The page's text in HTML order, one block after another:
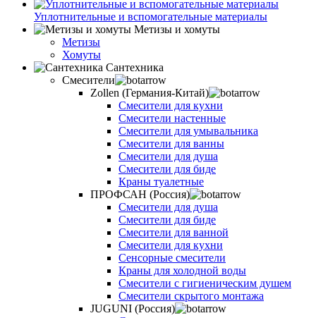
Уплотнительные и вспомогательные материалы
Метизы и хомуты
Метизы
Хомуты
Сантехника
Смесители
Zollen (Германия-Китай)
Смесители для кухни
Смесители настенные
Смесители для умывальника
Смесители для ванны
Смесители для душа
Смесители для биде
Краны туалетные
ПРОФСАН (Россия)
Смесители для душа
Смесители для биде
Смесители для ванной
Смесители для кухни
Сенсорные смесители
Краны для холодной воды
Смесители с гигиеническим душем
Смесители скрытого монтажа
JUGUNI (Россия)